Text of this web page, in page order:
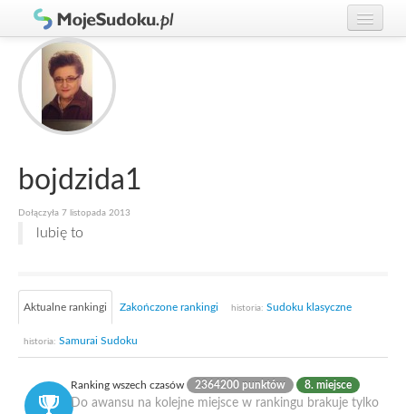
Graj w Sudoku!
Zasady Sudoku
Rankingi
Gracze
bojdzida1
Dołączyła 7 listopada 2013
lubię to
Aktualne rankingi Zakończone rankingi historia: Sudoku klasyczne
historia: Samurai Sudoku
Ranking wszech czasów 2364200 punktów 8. miejsce
Do awansu na kolejne miejsce w rankingu brakuje tylko